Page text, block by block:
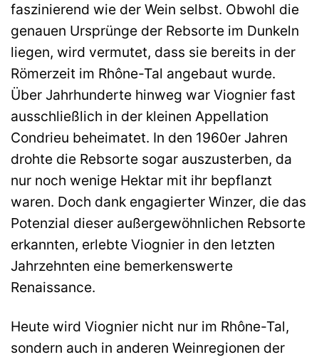
faszinierend wie der Wein selbst. Obwohl die
genauen Ursprünge der Rebsorte im Dunkeln
liegen, wird vermutet, dass sie bereits in der
Römerzeit im Rhône-Tal angebaut wurde.
Über Jahrhunderte hinweg war Viognier fast
ausschließlich in der kleinen Appellation
Condrieu beheimatet. In den 1960er Jahren
drohte die Rebsorte sogar auszusterben, da
nur noch wenige Hektar mit ihr bepflanzt
waren. Doch dank engagierter Winzer, die das
Potenzial dieser außergewöhnlichen Rebsorte
erkannten, erlebte Viognier in den letzten
Jahrzehnten eine bemerkenswerte
Renaissance.
Heute wird Viognier nicht nur im Rhône-Tal,
sondern auch in anderen Weinregionen der